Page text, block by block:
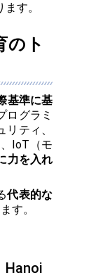
す。
のト
基準に基
ログラミ
ティ、
IoT（モ
力を入れ
代表的な
す。